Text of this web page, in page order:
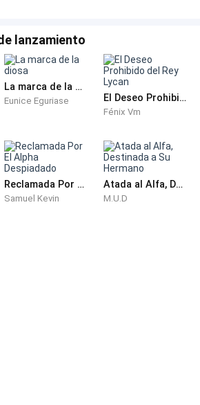
lanzamiento
La marca de la diosa
Eunice Eguriase El Deseo Prohibido del Rey Lycan
Fénix Vm
Reclamada Por El Alpha Despiadado
Samuel Kevin
Atada al Alfa, Destinada a Su Hermano
M.U.D